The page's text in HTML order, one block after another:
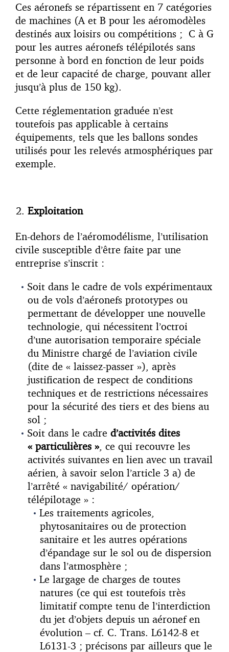
Ces aéronefs se répartissent en 7 catégories
de machines (A et B pour les aéromodèles
destinés aux loisirs ou compétitions ; C à G
pour les autres aéronefs télépilotés sans
personne à bord en fonction de leur poids
et de leur capacité de charge, pouvant aller
jusqu’à plus de 150 kg).
Cette réglementation graduée n’est
toutefois pas applicable à certains
équipements, tels que les ballons sondes
utilisés pour les relevés atmosphériques par
exemple.
Exploitation
En-dehors de l’aéromodélisme, l’utilisation
civile susceptible d’être faite par une
entreprise s’inscrit :
Soit dans le cadre de vols expérimentaux
ou de vols d’aéronefs prototypes ou
permettant de développer une nouvelle
technologie, qui nécessitent l’octroi
d’une autorisation temporaire spéciale
du Ministre chargé de l’aviation civile
(dite de « laissez-passer »), après
justification de respect de conditions
techniques et de restrictions nécessaires
pour la sécurité des tiers et des biens au
sol ;
Soit dans le cadre d’activités dites
« particulières », ce qui recouvre les
activités suivantes en lien avec un travail
aérien, à savoir selon l’article 3 a) de
l’arrêté « navigabilité/ opération/
télépilotage » :
Les traitements agricoles,
phytosanitaires ou de protection
sanitaire et les autres opérations
d’épandage sur le sol ou de dispersion
dans l’atmosphère ;
Le largage de charges de toutes
natures (ce qui est toutefois très
limitatif compte tenu de l’interdiction
du jet d’objets depuis un aéronef en
évolution – cf. C. Trans. L6142-8 et
L6131-3 ; précisons par ailleurs que le